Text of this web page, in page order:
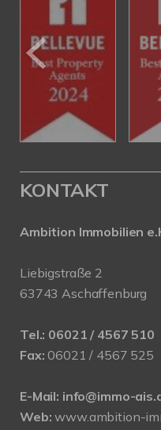
KONTAKT
Ambition Immobilien
Liebigstraße 2
63743 Aschaffenburg
Tel.: 06021 / 4567 510
Fax: 06021 / 4567 525
E-Mail: info@immo-
Web: www.ambition-